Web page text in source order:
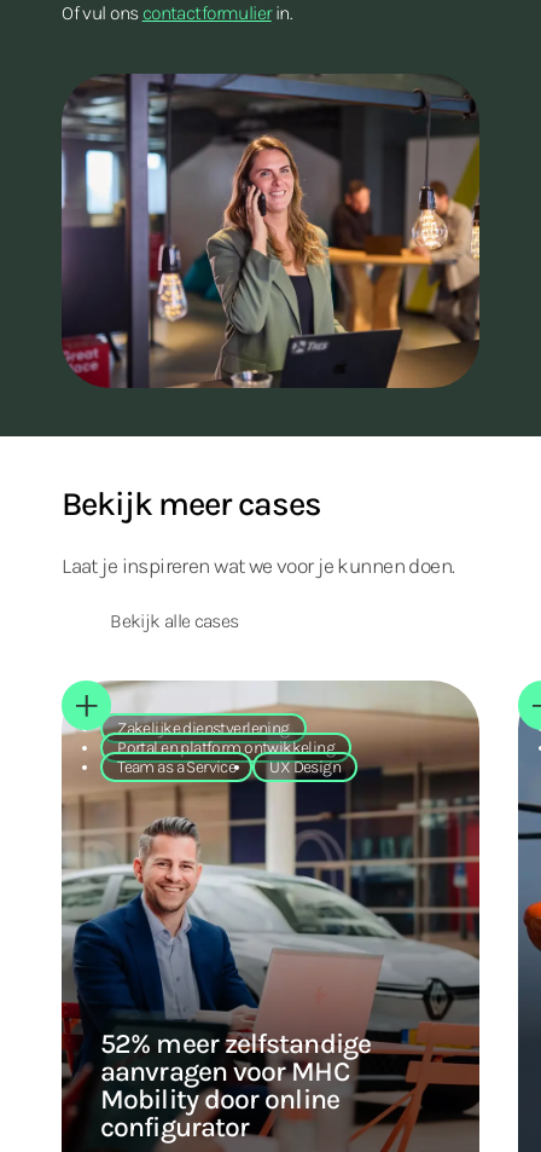
Of vul ons contactformulierin.
Bekijk meer cases
Laat je inspireren wat we voor je kunnen doen.
Bekijk alle cases
Zakelijke dienstverlening
Portal en platform ontwikkeling
Team as a Service
UX Design
52% meer zelfstandige
aanvragen voor MHC
Mobility door online
configurator